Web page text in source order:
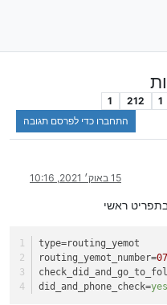
1
212
1
התחברו כדי לפרסם תגובה
15 באוק׳ 2021, 10:16
type=routing_yemot
routing_yemot_number=
did_and_phone_check=yes